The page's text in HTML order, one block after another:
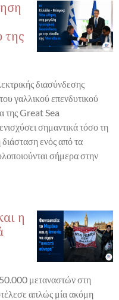
της
διασύνδεσης
γαλλικού επενδυτικού
της Great Sea
σημαντικά τόσο τη
ενός από τα
σήμερα στην
η
μεταναστών στη
απλώς μία ακόμη